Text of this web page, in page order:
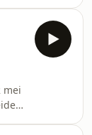
mei